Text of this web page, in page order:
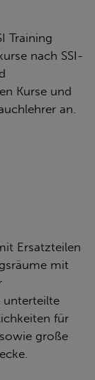
Training
nach SSI-
Kurse und
an.
Ersatzteilen
mit
unterteilte
für
große